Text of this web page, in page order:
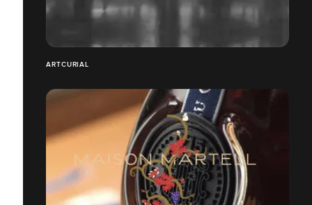
ARTCURIAL